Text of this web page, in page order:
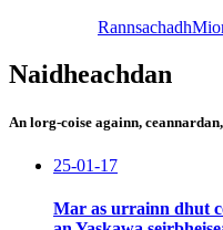
Rannsachadh
Naidheachdan
An lorg-coise againn,
25-01-17
Mar as urrainn dhut